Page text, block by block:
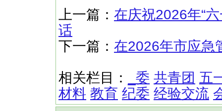
上一篇： 在庆祝2026年“
话
下一篇： 在2026年市应急
相关栏目： _委 共青团 五
材料 教育 纪委 经验交流